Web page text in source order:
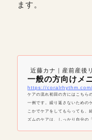
ます。
近藤カナ｜産前産後
一般の方向けメ
https://
ケアの流れ初回の方にはこちら
一例です。繰り返さないための
こかでケアをしてもらっても、
ズムのケアは、しっかり自分の